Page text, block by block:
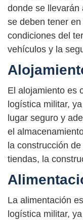
donde se llevarán
se deben tener
condiciones del
vehículos y la
El alojamiento es
logística militar,
lugar seguro y
el
la construcción
tiendas, la
La alimentación
logística militar,